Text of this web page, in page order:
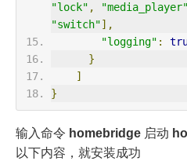
"lock" , "media_player"
"switch"],
"logging" :
}
]
}
输入命令 homebridge 启动
以下内容，就安装成功